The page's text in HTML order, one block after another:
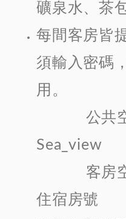
礦泉水、茶
每間客房皆
須輸入密碼
用。
公共空間
Sea_view
客房空間
住宿房號